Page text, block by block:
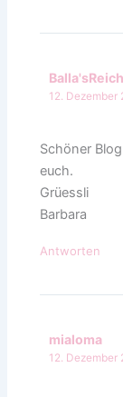
Balla'sReich
12. Dezember
Schöner
euch.
Grüessli
Barbara
Antworten
mialoma
12. Dezember